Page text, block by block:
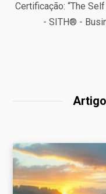
Certificação: “The
- SITH® -